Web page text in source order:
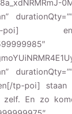
tp-
tp-poi]
zelf. En zo